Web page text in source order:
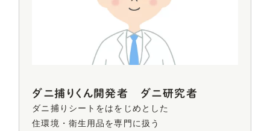
ダニ捕りくん開発者 ダニ研究者
ダニ捕りシートをはをじめとした
住環境・衛生用品を専門に扱う